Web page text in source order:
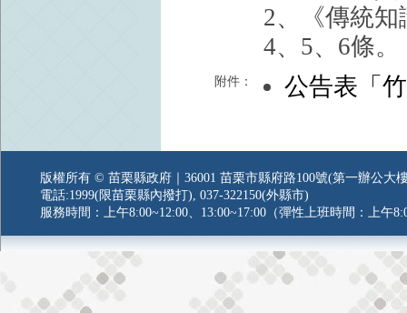
2、《傳統
4、5、6條。
附件： 公告表「
版權所有 © 苗栗縣政府｜36001 苗栗市縣府路100號(第一辦公大
電話:1999(限苗栗縣內撥打), 037-322150(外縣市)
服務時間：上午8:00~12:00、13:00~17:00（彈性上班時間：上午